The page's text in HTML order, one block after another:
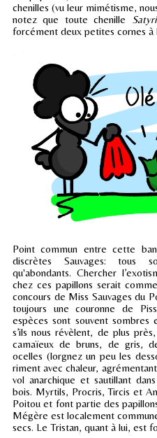
chenilles (vu leur mimétisme,
notez que toute chenille
forcément deux petites cornes à
Point commun entre cette
discrètes Sauvages: tous
qu'abondants. Chercher
chez ces papillons serait
concours de Miss Sauvages du
toujours une couronne de
espèces sont souvent sombres
s’ils nous révèlent, de plus
camaïeux de bruns, de gris,
ocelles (lorgnez un peu les
riment avec chaleur,
vol anarchique et sautillant
bois. Myrtils, Procris, Tircis et
Poitou et font partie des
Mégère est localement
secs. Le Tristan, quant à lui, est